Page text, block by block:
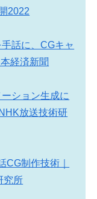
2022
話に、CGキャ
経済新聞
ション生成に
放送技術研
CG制作技術｜
究所